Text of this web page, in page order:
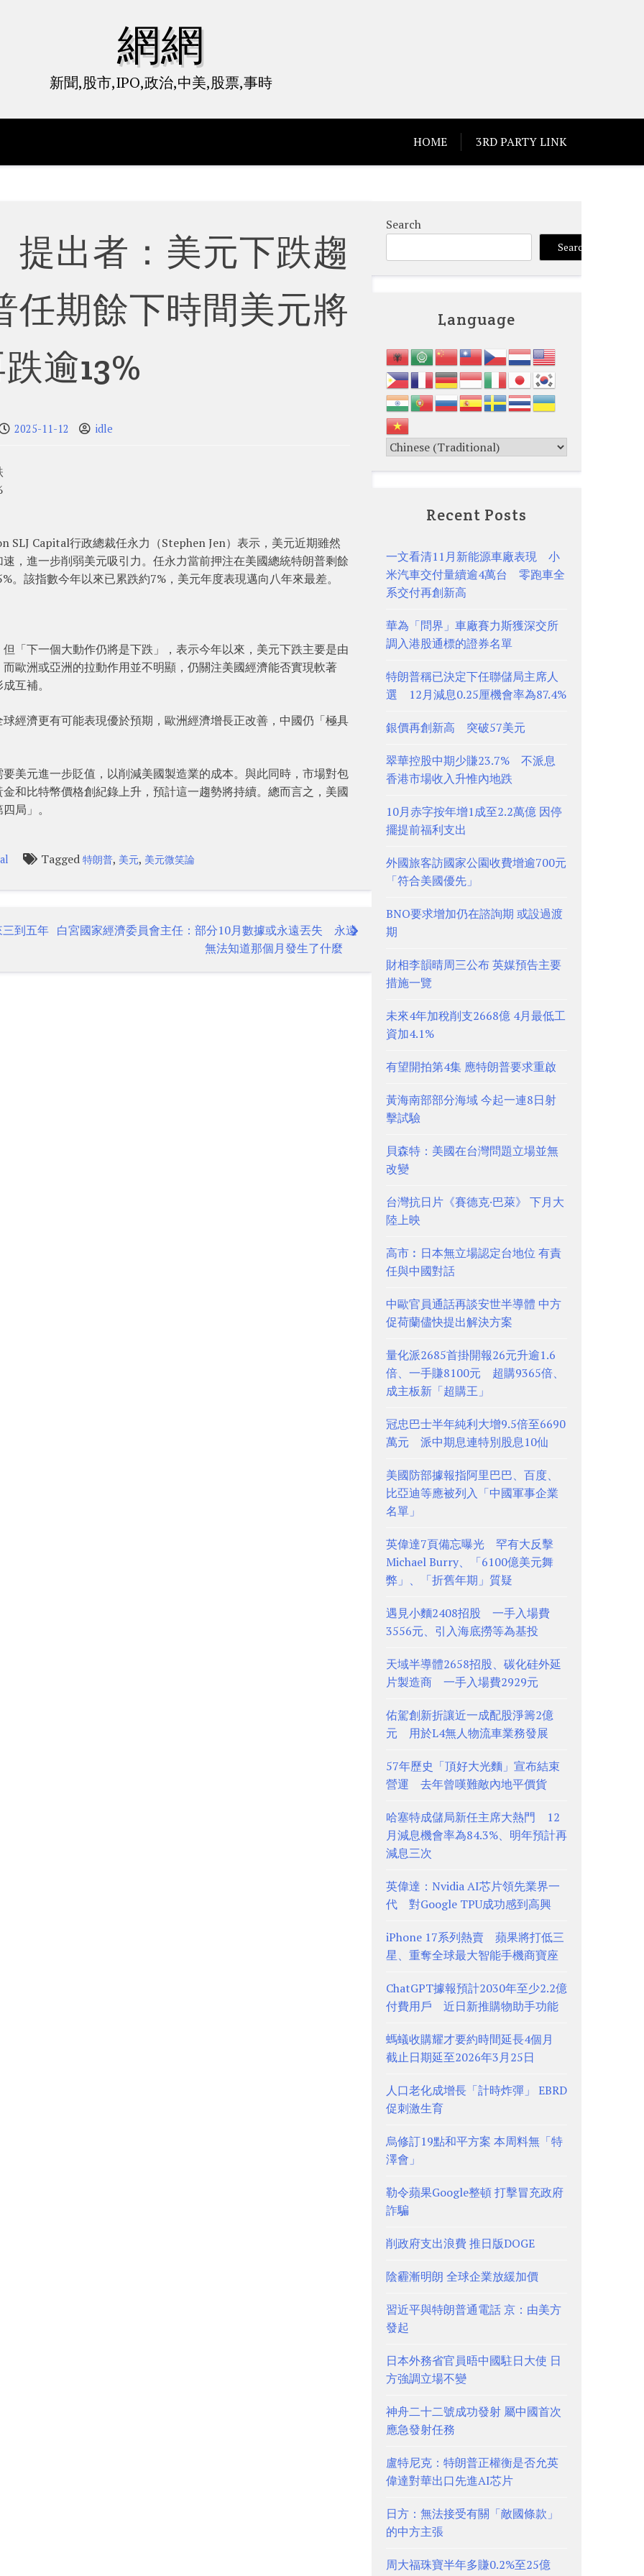
網網
新聞,股市,IPO,政治,中美,股票,事時
HOME 3RD PARTY LINK
提出者：美元下跌趨
期餘下時間美元將
逾13%
2025-11-12 idle
SLJ Capital行政總裁任永力（Stephen Jen）表示，美元近期雖然
，進一步削弱美元吸引力。任永力當前押注在美國總統特朗普剩餘
。該指數今年以來已累跌約7%，美元年度表現邁向八年來最差。
「下一個大動作仍將是下跌」，表示今年以來，美元下跌主要是由
歐洲或亞洲的拉動作用並不明顯，仍關注美國經濟能否實現軟著
互補。
經濟更有可能表現優於預期，歐洲經濟增長正改善，中國仍「極具
美元進一步貶值，以削減美國製造業的成本。與此同時，市場對包
和比特幣價格創紀錄上升，預計這一趨勢將持續。總而言之，美國
局」。
Tagged特朗普, 美元, 美元微笑論
到五年 白宮國家經濟委員會主任：部分10月數據或永遠丟失 永遠
無法知道那個月發生了什麼
Search
Search
Language
Recent Posts
一文看清11月新能源車廠表現 小
米汽車交付量續逾4萬台 零跑車全
系交付再創新高
華為「問界」車廠賽力斯獲深交所
調入港股通標的證券名單
特朗普稱已決定下任聯儲局主席人
選 12月減息0.25厘機會率為87.4%
銀價再創新高 突破57美元
翠華控股中期少賺23.7% 不派息
香港市場收入升惟內地跌
10月赤字按年增1成至2.2萬億 因停
擺提前福利支出
外國旅客訪國家公園收費增逾700元
「符合美國優先」
BNO要求增加仍在諮詢期 或設過渡
期
財相李韻晴周三公布 英媒預告主要
措施一覽
未來4年加稅削支2668億 4月最低工
資加4.1%
有望開拍第4集 應特朗普要求重啟
黃海南部部分海域 今起一連8日射
擊試驗
貝森特：美國在台灣問題立場並無
改變
台灣抗日片《賽德克·巴萊》 下月大
陸上映
高市︰日本無立場認定台地位 有責
任與中國對話
中歐官員通話再談安世半導體 中方
促荷蘭儘快提出解決方案
量化派2685首掛開報26元升逾1.6
倍、一手賺8100元 超購9365倍、
成主板新「超購王」
冠忠巴士半年純利大增9.5倍至6690
萬元 派中期息連特別股息10仙
美國防部據報指阿里巴巴、百度、
比亞迪等應被列入「中國軍事企業
名單」
英偉達7頁備忘曝光 罕有大反擊
Michael Burry、「6100億美元舞
弊」、「折舊年期」質疑
遇見小麵2408招股 一手入場費
3556元、引入海底撈等為基投
天域半導體2658招股、碳化硅外延
片製造商 一手入場費2929元
佑駕創新折讓近一成配股淨籌2億
元 用於L4無人物流車業務發展
57年歷史「頂好大光麵」宣布結束
營運 去年曾嘆難敵內地平價貨
哈塞特成儲局新任主席大熱門 12
月減息機會率為84.3%、明年預計再
減息三次
英偉達：Nvidia AI芯片領先業界一
代 對Google TPU成功感到高興
iPhone 17系列熱賣 蘋果將打低三
星、重奪全球最大智能手機商寶座
ChatGPT據報預計2030年至少2.2億
付費用戶 近日新推購物助手功能
螞蟻收購耀才要約時間延長4個月
截止日期延至2026年3月25日
人口老化成增長「計時炸彈」 EBRD
促刺激生育
烏修訂19點和平方案 本周料無「特
澤會」
勒令蘋果Google整頓 打擊冒充政府
詐騙
削政府支出浪費 推日版DOGE
陰霾漸明朗 全球企業放緩加價
習近平與特朗普通電話 京：由美方
發起
日本外務省官員晤中國駐日大使 日
方強調立場不變
神舟二十二號成功發射 屬中國首次
應急發射任務
盧特尼克：特朗普正權衡是否允英
偉達對華出口先進AI芯片
日方：無法接受有關「敵國條款」
的中方主張
周大福珠寶半年多賺0.2%至25億